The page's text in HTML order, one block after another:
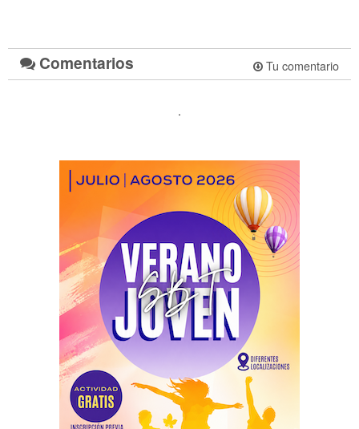
Comentarios Tu comentario
.